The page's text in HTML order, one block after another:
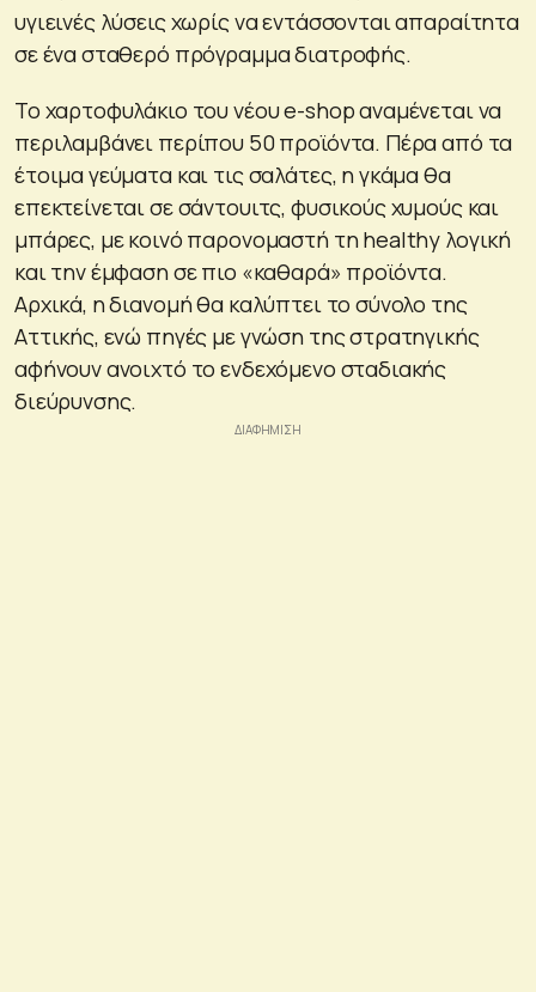
υγιεινές λύσεις χωρίς να εντάσσονται απαραίτητα
σε ένα σταθερό πρόγραμμα διατροφής.
Το χαρτοφυλάκιο του νέου e-shop αναμένεται να
περιλαμβάνει περίπου 50 προϊόντα. Πέρα από τα
έτοιμα γεύματα και τις σαλάτες, η γκάμα θα
επεκτείνεται σε σάντουιτς, φυσικούς χυμούς και
μπάρες, με κοινό παρονομαστή τη healthy λογική
και την έμφαση σε πιο «καθαρά» προϊόντα.
Αρχικά, η διανομή θα καλύπτει το σύνολο της
Αττικής, ενώ πηγές με γνώση της στρατηγικής
αφήνουν ανοιχτό το ενδεχόμενο σταδιακής
διεύρυνσης.